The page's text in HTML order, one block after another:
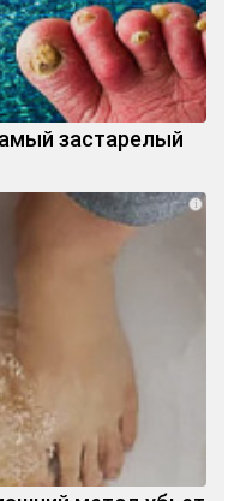
застарелый
i